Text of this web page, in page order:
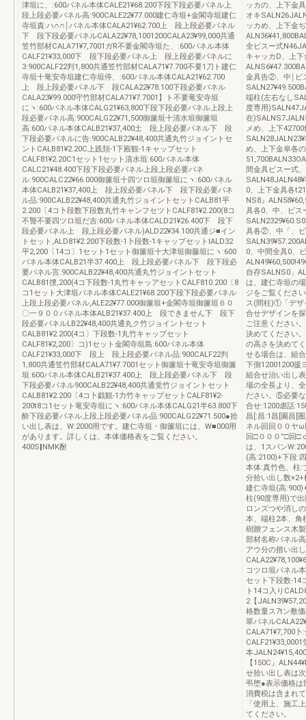
津垣に、:600パネル本体CALE21¥68.200下段下段必要パネル上
段上段必要パネル高:900CALE22¥77.000建仁寺垣+金閣寺垣建仁
寺垣責:ハ∩∩￨パネル本体CALA21¥62.700上 段上段必要パネル
下 段下段必要パネルCALA22¥78,1001200CALA23¥99,000共通
笠竹部材CALA71¥7,7001ガR不要金閣寺垣た、:600パネル本体
CALF21¥33,000下 段下段必要パネル上 段上段必要パネルに
3:900CALF22判1,800共通笠竹部材CALA71¥7.700不要1刀ト建仁
寺垣十竜安寺垣建仁寺垣停、:600パネル本体CALA21¥62.700
上 段上段必要パネル下 段CALA22¥78.100下段必要パネル
CALA23¥99.000守竹部材CALA71¥7.7001】ト不要竜安寺垣
にヽ:600パネル本体CALG21¥63,800下段下段必要パネル上段上
段必要パネル高:900CALG22¥71,500御簾垣十清水垣御簾垣
高:600パネル本体CALB21¥37,400土 段上段必要パネル下 段
下段必要パネルに告:900CALB22¥48,400共通丸竹ジョイントセ
ントCALB81¥2.20C上践頚-1下殿観-1キャップセット
CALF81¥2.20C1セット1セット清水垣:600パネル本体
CALC21¥48.400下段下段必要パネル上段上段必要パネ
ル:900CALC22¥66.000御簾垣十四ツロ垣御簾垣にヽ:600パネル
本体CALB21¥37,400上 段上段必要パネル下 段下段必要パネ
ル品:900CALB22¥48,400共通丸竹ジョイントセットCALB81平
2.200〔4コ卜段数下段数丸竹キャンフセツトCALF81¥2.200(8コ
不聾不要四ツロ垣だ吉:600パネル本体CALD21¥26.400下 段下
段必要パネル上 段上段必要パネル)ALD22¥34.100共通ジ■イン
トセット,ALD81¥2.200下段数-1卜段数-1キャップセットIALD32
平2,200〔14コ〕1セット1セット御簾垣十大津垣御藤垣にヽ:600
パネル本体CALB21半37.400上 段上段必要パネル下 段下段必
要パネル言:900CALB22¥48,400共通丸竹ジョイントセット
CALB81捜,200(4コ下段数-1丸竹キャッアセットCALF810.200〔8
コ1セット大津垣パネル本体CALE21¥68.200下段下段必要パネル
上段上段必要パネル,ALE22¥77.000御簾垣+金閣寺垣御簾垣６０
〇一９００パネル本体ALB21¥37.400上 段できません下 段下
段必要パネルLB22¥48,400共通丸ク竹ジョイントセット
CALB81¥2.200(4コ〕下段数-1丸竹キャップセット
CALF81¥2,200〕コ)1セット金閣寺垣島:600パネル本体
CALF21¥33,000下 段上 段上段必要パネル品:900CALF22判
1,800共通笠竹部材CALA71¥7.7001セット御簾垣十竜安寺垣御簾
垣:600パネル本体CALB21¥37.400上 段上段必要パネル下 段
下段必要パネル900CALB22¥48,400共通党竹ジョイントセット
CALB81¥2.200〔4コ卜戯観-1力竹キャップセットCALF81¥2‐
200t8コ1セット竜安寺垣にヽ:600パネル本体CALG21半63.800下
酔下段必要パネル上段上段必要パネル品:900CALG22¥71.500●拾
い出し表は、W:2000用です。建仁寺垣・御簾垣には、W■000用
があります。詳しくは、本体価格表をご覧ください。
400S‖NMK酎
ッカの、上下金
オキ
ッカめ、上下金
全ビスー式
キャッカD、上
金具告②、中￨ビ
端柱(左右なし
度専用
在
メめ、上下
め、上下金阜各
間金具ビスー式
0、上下金具各
NS8』
具各0、中、ビス
具各②、中「、
0、中間全具0、
自存SALNS0」
は、建仁寺垣の
ジをご覧くださ
ス(間柱)①「デザ
合せデザインを
ご注意ください
決めてください
の高さを決めて
せる場合は、組
下側12001200援
組合せ治い出し
場の全長より、
ださい。⑤必要
合せ:1200虐話
昌[:昌:1昌[園昌[
ネル回回００ヤ
回□０００”□回□
は、1スパン
(高:2100)+下段:
本体:真竹色、柱:
分拾い出し数
建仁寺垣(高
柱(90度専用)で
ロンズつや消し
本、端柱2本、
樹贈フェンス木
部材名称パネル
アウ分の措い出
コツロ垣パネル
セット下段数-14
ト14コ入り
2【
格数量ス7tン敷
翠パネル
CALA71¥7,700
本
【150C』
せ拾い出し表は
弔堕●表示価格は
消費税は含まれ
「使用上、施工
てください。